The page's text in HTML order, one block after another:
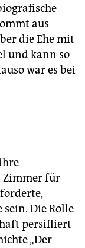
aus
die Ehe mit
und kann so
war es bei
Zimmer für
Die Rolle
persifliert
„Der